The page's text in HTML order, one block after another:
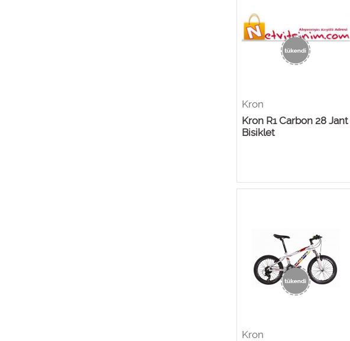
Kron
Kron R1 Carbon 28 Jant
Bisiklet
Kron